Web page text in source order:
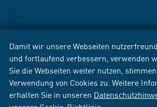
Damit wir unsere Webseiten
und fortlaufend verbessern, verwenden
Sie die Webseiten weiter nutzen,
Verwendung von Cookies zu. Weitere
erhalten Sie in unseren